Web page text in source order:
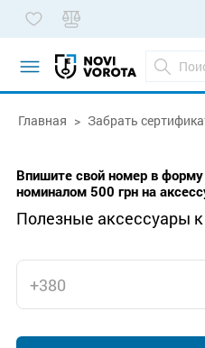
Главная Забрать
Впишите свой номер в
номиналом 500 грн на
Полезные аксессуары